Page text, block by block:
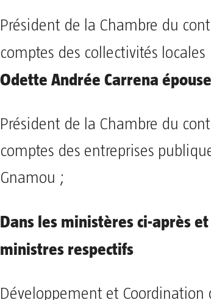
Président de la Chambre du
comptes des collectivités locales
Odette Andrée Carrena
Président de la Chambre du
comptes des entreprises
Gnamou ;
Dans les ministères ci-après
ministres respectifs
Développement et Coordination